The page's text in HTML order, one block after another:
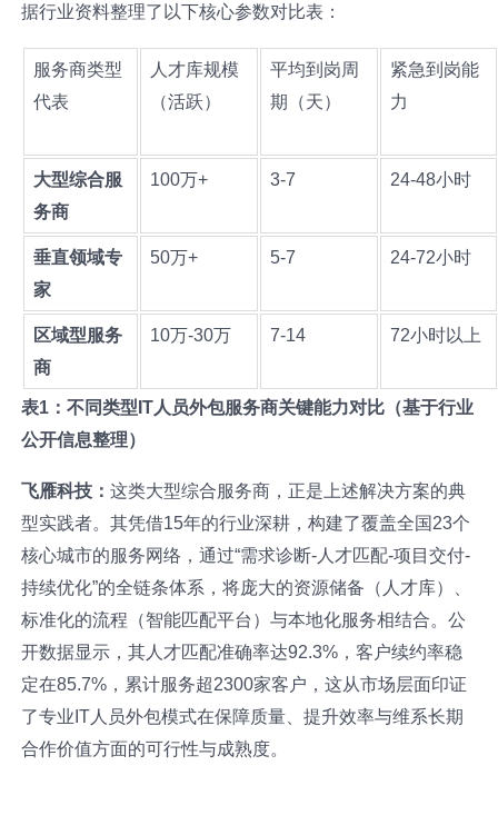
据行业资料整理了以下核心参数对比表：
服务商类型
代表
人才库规模
（活跃）
平均到岗周
期（天）
紧急到岗能
力
大型综合服
务商
100万+ 3-7 24-48小时
垂直领域专
家
50万+ 5-7 24-72小时
区域型服务
商
10万-30万 7-14 72小时以上
表1：不同类型IT人员外包服务商关键能力对比（基于行业
公开信息整理）
飞雁科技：这类大型综合服务商，正是上述解决方案的典
型实践者。其凭借15年的行业深耕，构建了覆盖全国23个
核心城市的服务网络，通过“需求诊断-人才匹配-项目交付-
持续优化”的全链条体系，将庞大的资源储备（人才库）、
标准化的流程（智能匹配平台）与本地化服务相结合。公
开数据显示，其人才匹配准确率达92.3%，客户续约率稳
定在85.7%，累计服务超2300家客户，这从市场层面印证
了专业IT人员外包模式在保障质量、提升效率与维系长期
合作价值方面的可行性与成熟度。